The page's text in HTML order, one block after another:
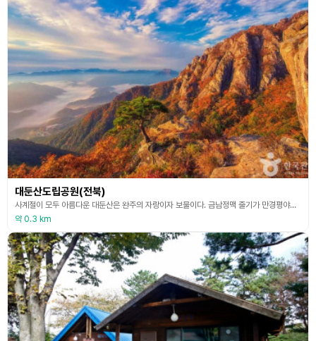
대둔산도립공원(전북)
사계절이 모두 아름다운 대둔산은 완주의 자랑이자 보물이다. 금남정맥 줄기가 만경평야를 굽어보면서 솟구쳐 절경을 이루고 있다. 곳곳에 드러난 화강암 암반이 기암괴석을 이루고 있고, 빼곡한 숲이 첩첩으로 쌓여 있어 예로부터 호남의 금강산으로 불려 온 곳이다. 특히, 정상 부근에 있는 대둔산구름다리는 대둔산의 백미라고 할 수 있을 정도로 놓쳐서는 안 되는 명소이다. 대둔산구름다리를 건너면 약수정이 나오고 여기서 삼선계단을 타면 왕관바위로 간다. 봉우리마다 한
약 0.3 km